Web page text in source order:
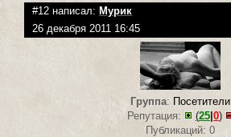
#12 написал: Мурик
26 декабря 2011 16:45
Группа: Посетители
Репутация:
(25|0)
Публикаций: 0